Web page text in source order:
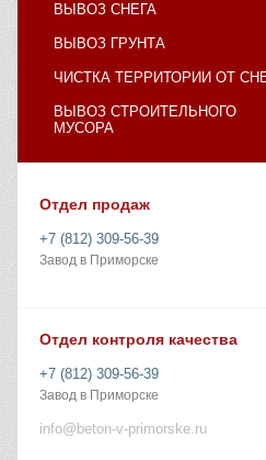
ВЫВОЗ СНЕГА
ВЫВОЗ ГРУНТА
ЧИСТКА ТЕРРИТОРИИ ОТ
ВЫВОЗ СТРОИТЕЛЬНОГО
МУСОРА
Отдел продаж
+7 (812) 309-56-39
Завод в Приморске
Отдел контроля качества
+7 (812) 309-56-39
Завод в Приморске
info@beton-v-primorske.ru